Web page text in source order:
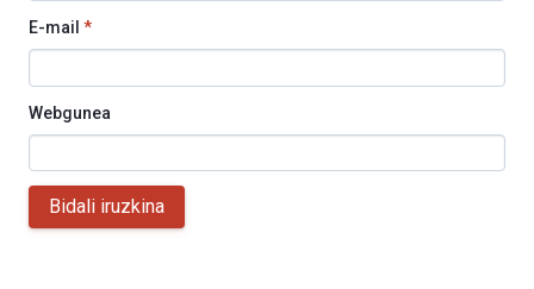
E-mail *
Webgunea
Bidali iruzkina